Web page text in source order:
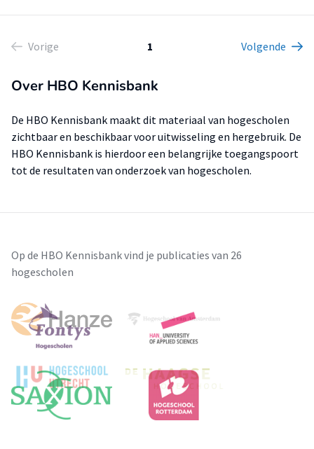
Vorige 1 Volgende
Over HBO Kennisbank
De HBO Kennisbank maakt dit materiaal van hogescholen
zichtbaar en beschikbaar voor uitwisseling en hergebruik. De
HBO Kennisbank is hierdoor een belangrijke toegangspoort
tot de resultaten van onderzoek van hogescholen.
Op de HBO Kennisbank vind je publicaties van 26
hogescholen